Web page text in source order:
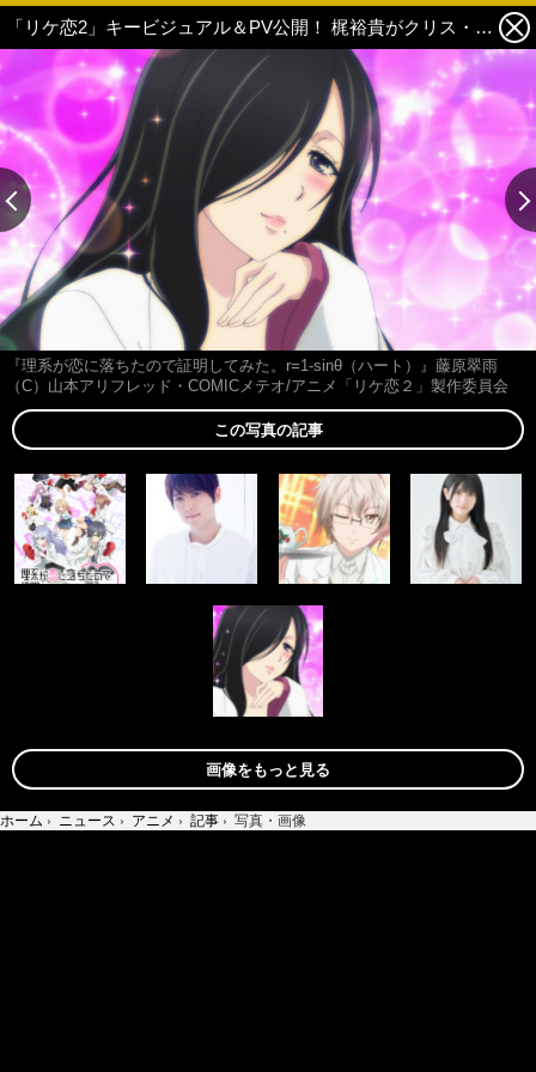
「リケ恋2」キービジュアル＆PV公開！ 梶裕貴がクリス・フロレット役、山田麻莉奈が藤原翠雨役に決定 5枚目の写真・画像
『理系が恋に落ちたので証明してみた。r=1-sinθ（ハート）』藤原翠雨
（C）山本アリフレッド・COMICメテオ/アニメ「リケ恋２」製作委員会
この写真の記事
画像をもっと見る
ホーム › ニュース › アニメ › 記事 › 写真・画像